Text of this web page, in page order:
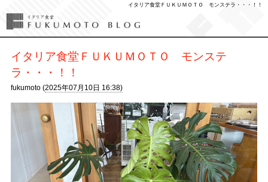
イタリア食堂ＦＵＫＵＭＯＴＯ モンステラ・・・！！
イタリア食堂ＦＵＫＵＭＯＴＯ モンステ
ラ・・・！！
fukumoto (2025年07月10日 16:38)